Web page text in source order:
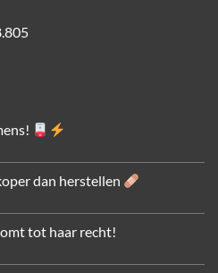
dan herstellen
tot haar recht!